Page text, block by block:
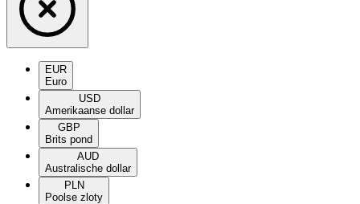
EUR
Euro
USD
Amerikaanse dollar
GBP
Brits pond
AUD
Australische dollar
PLN
Poolse zloty